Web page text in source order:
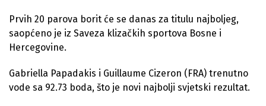
Prvih 20 parova borit će se danas za titulu najboljeg,
saopćeno je iz Saveza klizačkih sportova Bosne i
Hercegovine.
Gabriella Papadakis i Guillaume Cizeron (FRA) trenutno
vode sa 92.73 boda, što je novi najbolji svjetski rezultat.